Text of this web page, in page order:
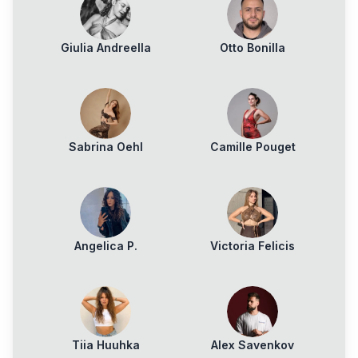
Giulia Andreella Otto Bonilla
Sabrina Oehl Camille Pouget
Angelica P. Victoria Felicis
Tiia Huuhka Alex Savenkov